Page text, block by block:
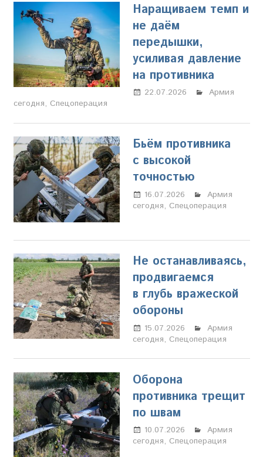
Наращиваем темп и
не даём
передышки,
усиливая давление
на противника
22.07.2026
Марина
Армия
сегодня, Спецоперация
Бьём противника
с высокой
точностью
16.07.2026
Марина
Щербакова
Армия
сегодня, Спецоперация
Не останавливаясь,
продвигаемся
в глубь вражеской
обороны
15.07.2026
Марина
Щербакова
Армия
сегодня, Спецоперация
Оборона
противника трещит
по швам
10.07.2026
Марина
Щербакова
Армия
сегодня, Спецоперация